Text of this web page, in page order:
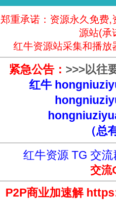
郑重承诺：资源永久免费
源站(承
红牛资源站采集和播放
紧急公告： >>>以往
红牛
（总
红牛资源 TG 交流
交流
P2P商业加速解